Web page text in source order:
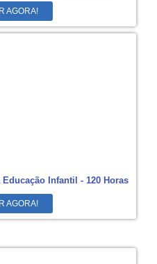
AGORA!
Infantil - 120 Horas
AGORA!